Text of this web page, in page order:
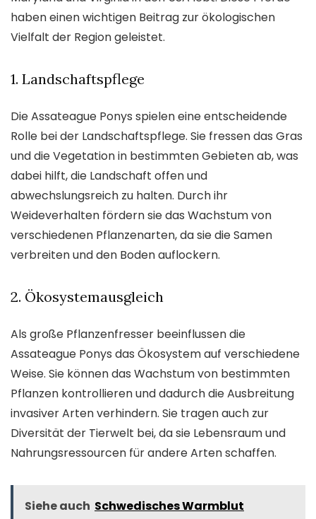
haben einen wichtigen Beitrag zur ökologischen
Vielfalt der Region geleistet.
1. Landschaftspflege
Die Assateague Ponys spielen eine entscheidende
Rolle bei der Landschaftspflege. Sie fressen das Gras
und die Vegetation in bestimmten Gebieten ab, was
dabei hilft, die Landschaft offen und
abwechslungsreich zu halten. Durch ihr
Weideverhalten fördern sie das Wachstum von
verschiedenen Pflanzenarten, da sie die Samen
verbreiten und den Boden auflockern.
2. Ökosystemausgleich
Als große Pflanzenfresser beeinflussen die
Assateague Ponys das Ökosystem auf verschiedene
Weise. Sie können das Wachstum von bestimmten
Pflanzen kontrollieren und dadurch die Ausbreitung
invasiver Arten verhindern. Sie tragen auch zur
Diversität der Tierwelt bei, da sie Lebensraum und
Nahrungsressourcen für andere Arten schaffen.
Siehe auch Schwedisches Warmblut